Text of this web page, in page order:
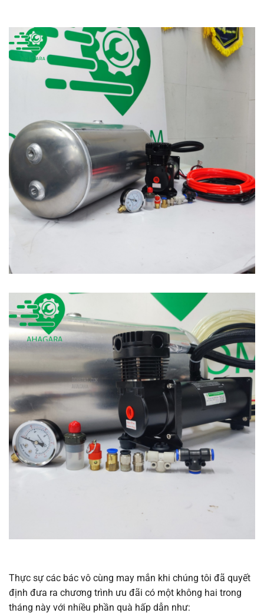
Thực sự các bác vô cùng may mắn khi chúng tôi đã quyết
định đưa ra chương trình ưu đãi có một không hai trong
tháng này với nhiều phần quà hấp dẫn như: